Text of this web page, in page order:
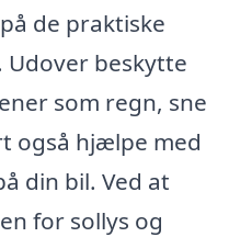
de praktiske
Udover beskytte
som regn, sne
også hjælpe med
din bil. Ved at
for sollys og